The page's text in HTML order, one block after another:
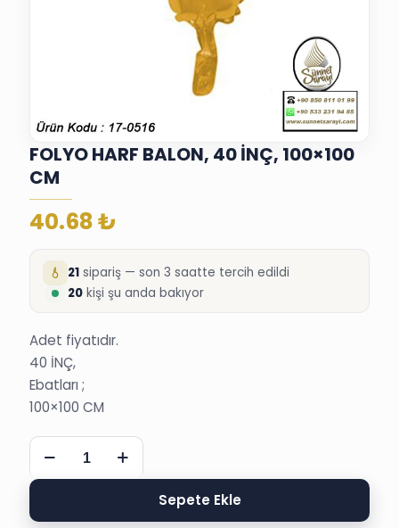
FOLYO HARF BALON, 40 İNÇ, 100×100
CM
40.68₺
21 sipariş — son 3 saatte tercih edildi
20 kişi şu anda bakıyor
Adet fiyatıdır.
40 İNÇ,
Ebatları ;
100×100 CM
FOLYO
HARF
BALON,
İNÇ,
Sepete Ekle